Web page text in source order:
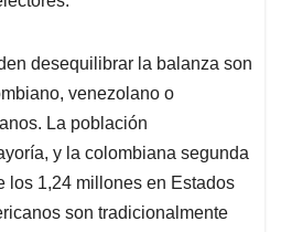
desequilibrar la balanza son
venezolano o
La población
y la colombiana segunda
los 1,24 millones en Estados
son tradicionalmente